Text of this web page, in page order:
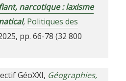
narcotique : laxisme
, Politiques des
pp. 66-78 (32 800
GéoXXI, Géographies,